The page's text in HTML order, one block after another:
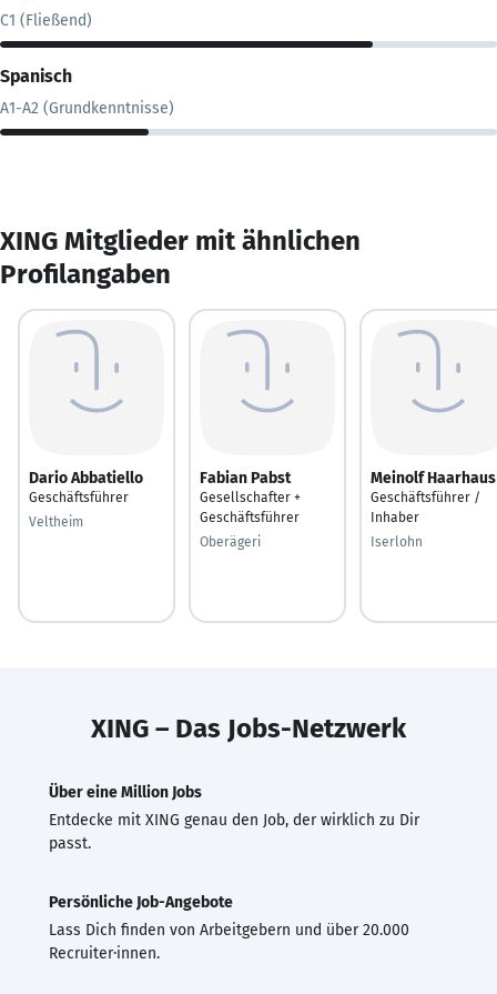
C1 (Fließend)
Spanisch
A1-A2 (Grundkenntnisse)
XING Mitglieder mit ähnlichen
Profilangaben
Dario Abbatiello
Geschäftsführer
Veltheim
Fabian Pabst
Gesellschafter +
Geschäftsführer
Oberägeri
Meinolf Haarhaus
Geschäftsführer /
Inhaber
Iserlohn
XING – Das Jobs-Netzwerk
Über eine Million Jobs
Entdecke mit XING genau den Job, der wirklich zu Dir
passt.
Persönliche Job-Angebote
Lass Dich finden von Arbeitgebern und über 20.000
Recruiter·innen.